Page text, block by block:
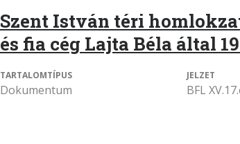
Szent István téri
és fia cég Lajta Béla által
TARTALOMTÍPUS
Dokumentum
JELZET
BFL